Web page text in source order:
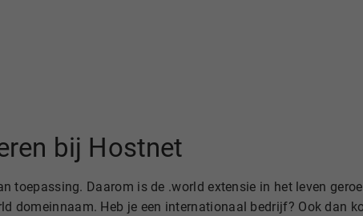
bij Hostnet
toepassing. Daarom is de .world extensie in het leven
domeinnaam. Heb je een internationaal bedrijf? Ook dan